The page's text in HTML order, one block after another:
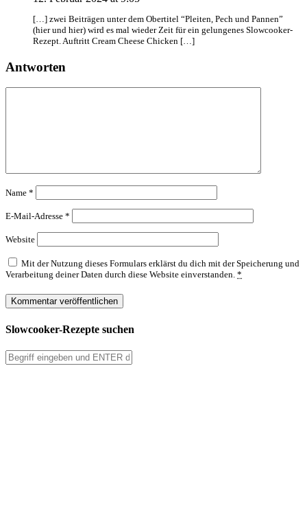
[…] zwei Beiträgen unter dem Obertitel “Pleiten, Pech und Pannen”
(hier und hier) wird es mal wieder Zeit für ein gelungenes Slowcooker-
Rezept. Auftritt Cream Cheese Chicken […]
Antworten
Name *
E-Mail-Adresse *
Website
Mit der Nutzung dieses Formulars erklärst du dich mit der Speicherung und
Verarbeitung deiner Daten durch diese Website einverstanden. *
Slowcooker-Rezepte suchen